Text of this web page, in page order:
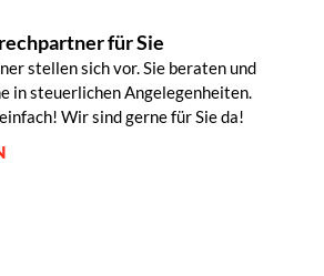
für Sie
stellen sich vor. Sie beraten und
in steuerlichen Angelegenheiten.
Wir sind gerne für Sie da!